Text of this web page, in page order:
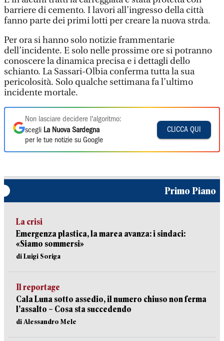
barriere di cemento. I lavori all’ingresso della città
fanno parte dei primi lotti per creare la nuova strda.
Per ora si hanno solo notizie frammentarie
dell’incidente. E solo nelle prossime ore si potranno
conoscere la dinamica precisa e i dettagli dello
schianto. La Sassari-Olbia conferma tutta la sua
pericolosità. Solo qualche settimana fa l’ultimo
incidente mortale.
Non lasciare decidere l'algoritmo:
scegli La Nuova Sardegna
per le tue notizie su Google
CLICCA QUI
Primo Piano
La crisi
Emergenza plastica, la marea avanza: i sindaci:
«Siamo sommersi»
di Luigi Soriga
Il reportage
Cala Luna sotto assedio, il numero chiuso non ferma
l’assalto – Cosa sta succedendo
di Alessandro Mele